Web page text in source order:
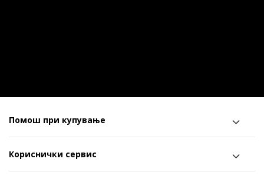
Помош при купување
Кориснички сервис